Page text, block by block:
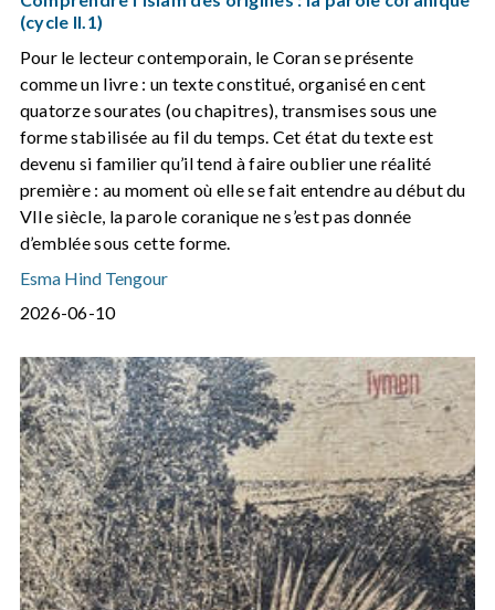
(cycle II.1)
Pour le lecteur contemporain, le Coran se présente
comme un livre : un texte constitué, organisé en cent
quatorze sourates (ou chapitres), transmises sous une
forme stabilisée au fil du temps. Cet état du texte est
devenu si familier qu’il tend à faire oublier une réalité
première : au moment où elle se fait entendre au début du
VIIe siècle, la parole coranique ne s’est pas donnée
d’emblée sous cette forme.
Esma Hind Tengour
2026-06-10